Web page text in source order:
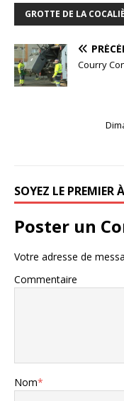
GROTTE DE LA
Courry
SOYEZ LE PREMIER
Poster un
Votre adresse de
Commentaire
Nom*